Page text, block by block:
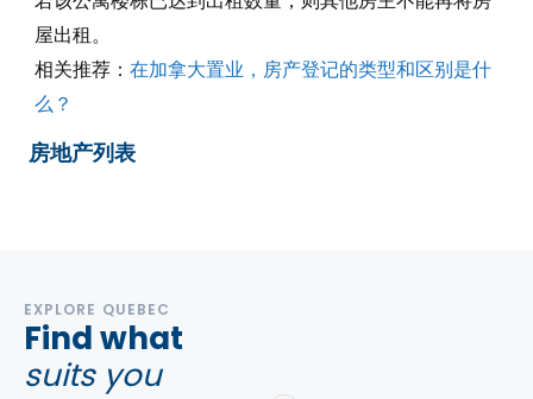
屋出租。
相关推荐： 在加拿大置业，房产登记的类型和区别是什
么？
房地产列表
EXPLORE QUEBEC
Find what
suits you